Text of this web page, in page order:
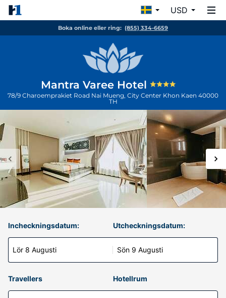
USD
Boka online eller ring: (855) 334-6659
Mantra Varee Hotel
78/9 Charoemprakiet Road Nai Mueng, City Center Khon Kaen 40000
TH
Incheckningsdatum:
Lör 8 Augusti
Utcheckningsdatum:
Sön 9 Augusti
Travellers Hotellrum